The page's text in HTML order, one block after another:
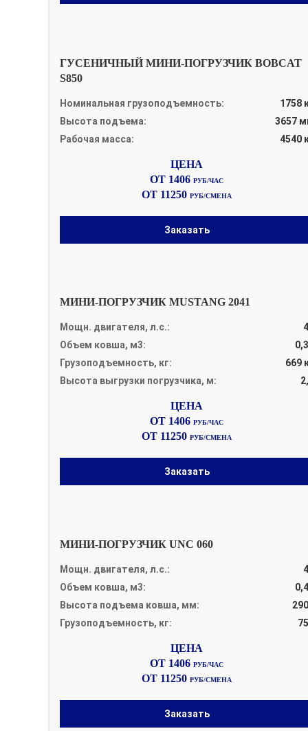
ГУСЕНИЧНЫЙ МИНИ-ПОГРУЗЧИК BOBCAT
S850
Номинальная грузоподъемность:
1758
Высота подъема:
3657
Рабочая масса:
4540
ОТ 1406РУБ/ЧАС
ОТ 11250РУБ/СМЕНА
Заказать
МИНИ-ПОГРУЗЧИК MUSTANG 2041
Мощн. двигателя, л.с.:
Объем ковша, м3:
Грузоподъемность, кг:
669
Высота выгрузки погрузчика, м:
ОТ 1406РУБ/ЧАС
ОТ 11250РУБ/СМЕНА
Заказать
МИНИ-ПОГРУЗЧИК UNC 060
Мощн. двигателя, л.с.:
Объем ковша, м3:
Высота подъема ковша, мм:
Грузоподъемность, кг:
ОТ 1406РУБ/ЧАС
ОТ 11250РУБ/СМЕНА
Заказать